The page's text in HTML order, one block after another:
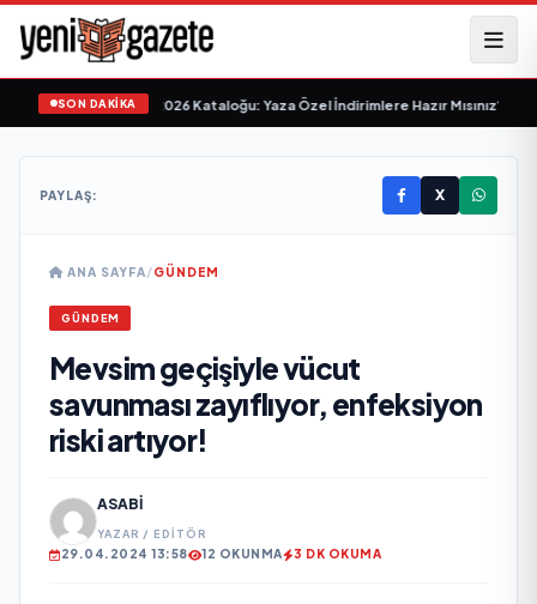
SON DAKİKA
24-30 Haziran 2026 Kataloğu: Yaza Özel İndirimlere Hazır Mısınız?•
PAYLAŞ: X
ANA SAYFA/GÜNDEM
GÜNDEM
Mevsim geçişiyle vücut
savunması zayıflıyor, enfeksiyon
riski artıyor!
ASABI
YAZAR / EDITÖR
29.04.2024 13:58 12 OKUNMA 3 DK OKUMA